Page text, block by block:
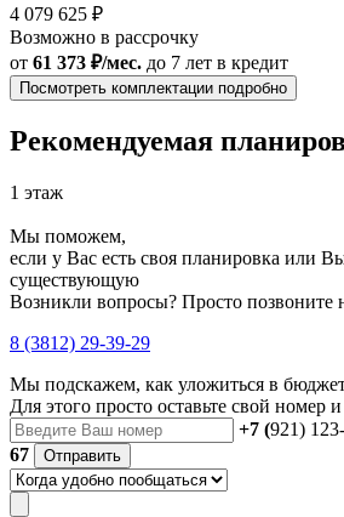
4 079 625 ₽
Возможно в рассрочку
от 61 373 ₽/мес. до 7 лет в кредит
Посмотреть комплектации подробно
Рекомендуемая
1 этаж
Мы поможем,
если у Вас есть своя планировка или
существующую
Возникли вопросы? Просто позвоните
8 (3812) 29-39-29
Мы подскажем, как уложиться в
Для этого просто оставьте свой номер
+7 (921)
67
Отправить